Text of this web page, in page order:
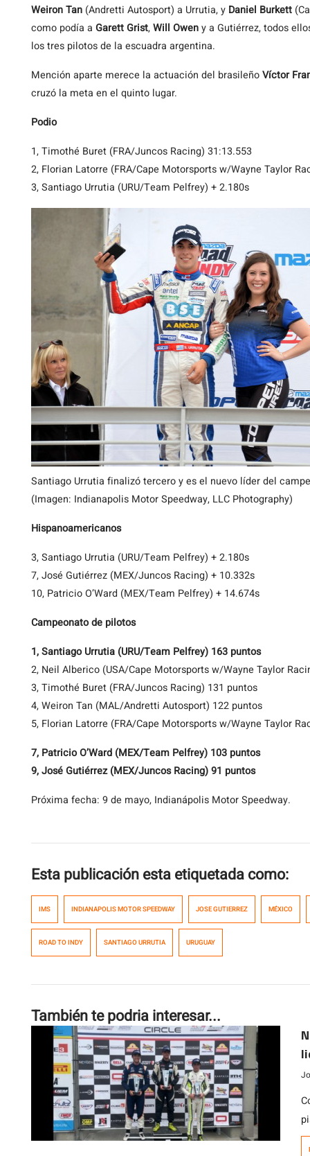
Weiron Tan (Andretti Autosport) a Urrutia, y Daniel Burkett
como podía a Garett Grist,Will Oweny a Gutiérrez, todos
los tres pilotos de la escuadra argentina.
Mención aparte merece la actuación del brasileñoVíctor
cruzó la meta en el quinto lugar.
Podio
1, Timothé Buret (FRA/Juncos Racing) 31:13.553
2, Florian Latorre (FRA/Cape Motorsports w/Wayne Taylor
3, Santiago Urrutia (URU/Team Pelfrey) + 2.180s
Santiago Urrutia finalizó tercero y es el nuevo líder del
(Imagen: Indianapolis Motor Speedway, LLC Photography)
Hispanoamericanos
3, Santiago Urrutia (URU/Team Pelfrey) + 2.180s
7, José Gutiérrez (MEX/Juncos Racing) + 10.332s
10, Patricio O’Ward (MEX/Team Pelfrey) + 14.674s
Campeonato de pilotos
1, Santiago Urrutia (URU/Team Pelfrey) 163 puntos
2, Neil Alberico (USA/Cape Motorsports w/Wayne Taylor
3, Timothé Buret (FRA/Juncos Racing) 131 puntos
4, Weiron Tan (MAL/Andretti Autosport) 122 puntos
5, Florian Latorre (FRA/Cape Motorsports w/Wayne Taylor
7, Patricio O’Ward (MEX/Team Pelfrey) 103 puntos
9, José Gutiérrez (MEX/Juncos Racing) 91 puntos
Próxima fecha: 9 de mayo, Indianápolis Motor Speedway.
Esta publicación esta etiquetada como:
IMS INDIANAPOLIS MOTOR SPEEDWAY JOSE GUTIERREZ MÉXICO
ROAD TO INDY SANTIAGO URRUTIA URUGUAY
También te podria interesar...